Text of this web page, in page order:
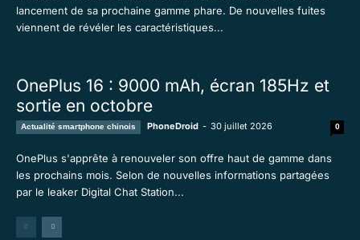
lancement de sa prochaine gamme phare. De nouvelles fuites
viennent de révéler les caractéristiques...
OnePlus 16 : 9000 mAh, écran 185Hz et
sortie en octobre
Actualité smartphone chinois PhoneDroid - 30 juillet 2026 0
OnePlus s'apprête à renouveler son offre haut de gamme dans
les prochains mois. Selon de nouvelles informations partagées
par le leaker Digital Chat Station...